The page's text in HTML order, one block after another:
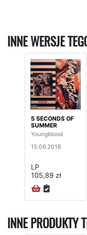
INNE WERSJE
5 SECONDS OF
SUMMER
Youngblood
15.06.2018
LP
105,89 zł
INNE PRODUKTY